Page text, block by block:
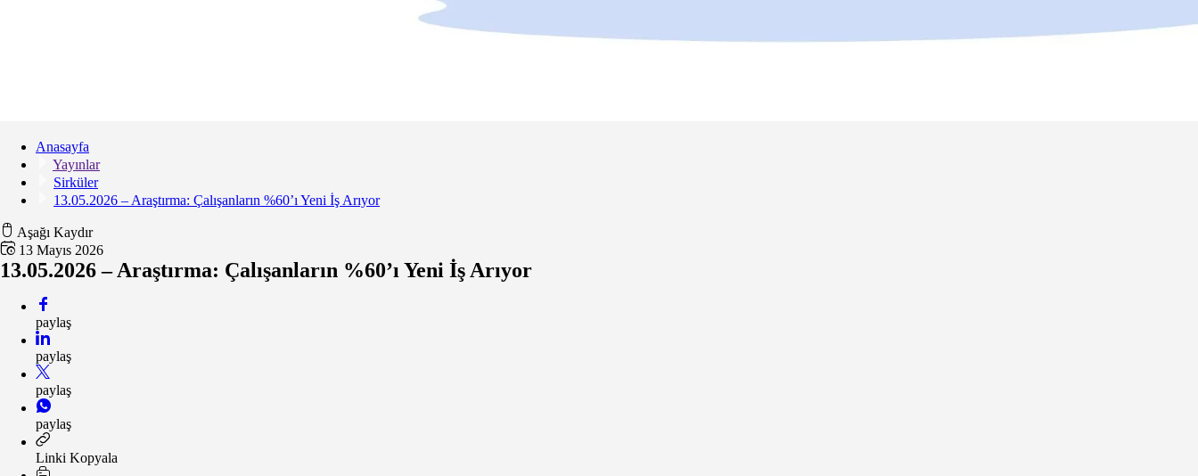
Anasayfa
Yayınlar
Sirküler
13.05.2026 – Araştırma: Çalışanların %60’ı Yeni İş Arıyor
Aşağı Kaydır
13 Mayıs 2026
13.05.2026 – Araştırma: Çalışanların %60’ı Yeni İş Arıyor
paylaş
paylaş
paylaş
paylaş
Linki Kopyala